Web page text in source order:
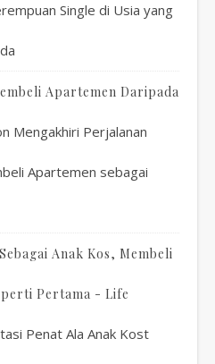
Single di Usia yang
Apartemen Daripada
Mengakhiri Perjalanan
Apartemen sebagai
Anak Kos, Membeli
Pertama - Life
Penat Ala Anak Kost